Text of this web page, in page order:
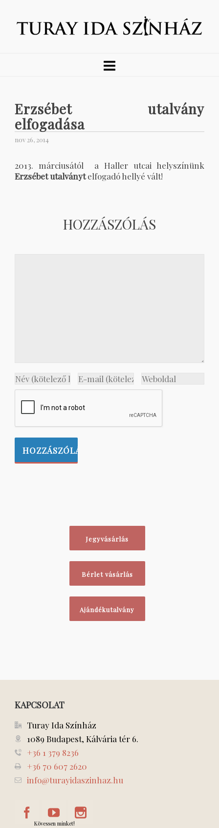
Erzsébet utalvány
elfogadása
nov 26, 2014
2013. márciusától a Haller utcai helyszínünk
Erzsébet utalványtelfogadó hellyé vált!
HOZZÁSZÓLÁS
Jegyvásárlás
Bérlet vásárlás
Ajándékutalvány
KAPCSOLAT
Turay Ida Színház
1089 Budapest, Kálvária tér 6.
+36 1 379 8236
+36 70 607 2620
info@turayidaszinhaz.hu
Kövessen minket!